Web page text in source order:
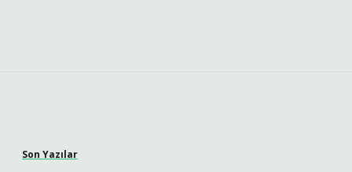
Son Yazılar